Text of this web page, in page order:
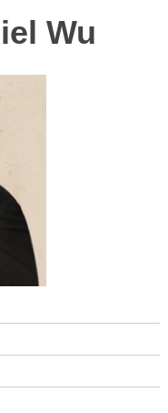
Wu